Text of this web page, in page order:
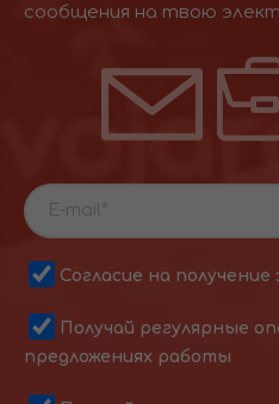
сообщения на твою
Согласие на
Получай регулярные
предложениях работы